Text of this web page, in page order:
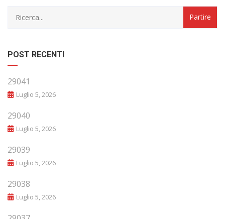
POST RECENTI
29041
Luglio 5, 2026
29040
Luglio 5, 2026
29039
Luglio 5, 2026
29038
Luglio 5, 2026